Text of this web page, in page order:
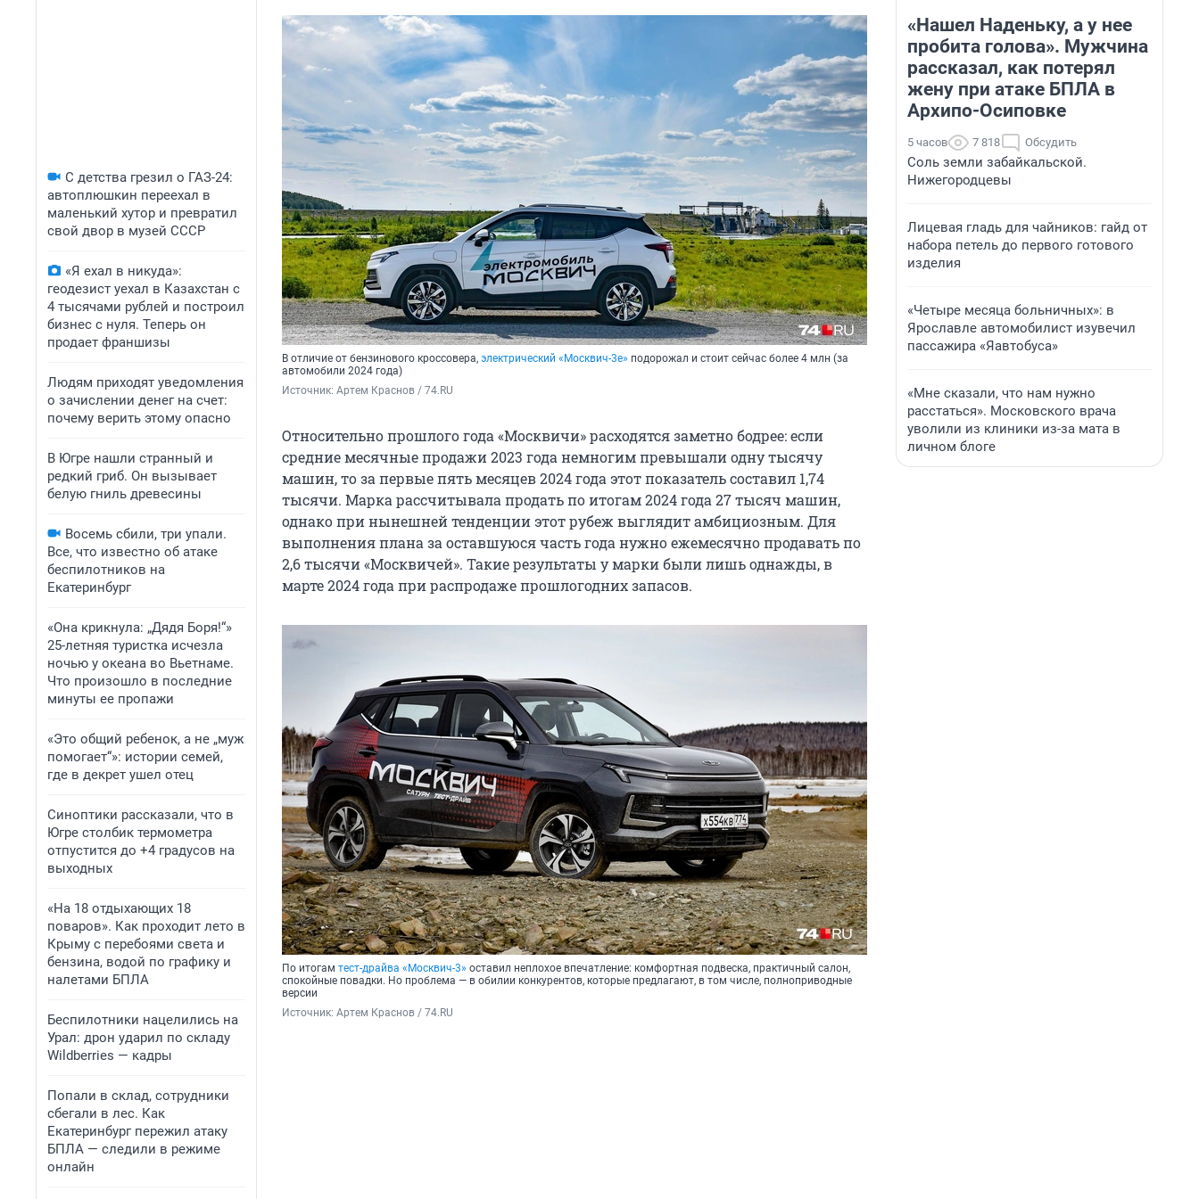
С детства грезил о ГАЗ-24:
автоплюшкин переехал в
маленький хутор и превратил
свой двор в музей СССР
«Я ехал в никуда»:
геодезист уехал в Казахстан с
4 тысячами рублей и построил
бизнес с нуля. Теперь он
продает франшизы
Людям приходят уведомления
о зачислении денег на счет:
почему верить этому опасно
В Югре нашли странный и
редкий гриб. Он вызывает
белую гниль древесины
Восемь сбили, три упали.
Все, что известно об атаке
беспилотников на
Екатеринбург
«Она крикнула: „Дядя Боря!“»
25-летняя туристка исчезла
ночью у океана во Вьетнаме.
Что произошло в последние
минуты ее пропажи
«Это общий ребенок, а не „муж
помогает“»: истории семей,
где в декрет ушел отец
Синоптики рассказали, что в
Югре столбик термометра
отпустится до +4 градусов на
выходных
«На 18 отдыхающих 18
поваров». Как проходит лето в
Крыму с перебоями света и
бензина, водой по графику и
налетами БПЛА
Беспилотники нацелились на
Урал: дрон ударил по складу
Wildberries — кадры
Попали в склад, сотрудники
сбегали в лес. Как
Екатеринбург пережил атаку
БПЛА — следили в режиме
онлайн
В отличие от бензинового кроссовера, электрический «Москвич-3е» подорожал и стоит сейчас более 4 млн (за
автомобили 2024 года)
Источник: Артем Краснов / 74.RU
Относительно прошлого года «Москвичи» расходятся заметно бодрее: если
средние месячные продажи 2023 года немногим превышали одну тысячу
машин, то за первые пять месяцев 2024 года этот показатель составил 1,74
тысячи. Марка рассчитывала продать по итогам 2024 года 27 тысяч машин,
однако при нынешней тенденции этот рубеж выглядит амбициозным. Для
выполнения плана за оставшуюся часть года нужно ежемесячно продавать по
2,6 тысячи «Москвичей». Такие результаты у марки были лишь однажды, в
марте 2024 года при распродаже прошлогодних запасов.
По итогам тест-драйва «Москвич-3» оставил неплохое впечатление: комфортная подвеска, практичный салон,
спокойные повадки. Но проблема — в обилии конкурентов, которые предлагают, в том числе, полноприводные
версии
Источник: Артем Краснов / 74.RU
«Нашел Наденьку, а у нее
пробита голова». Мужчина
рассказал, как потерял
жену при атаке БПЛА в
Архипо-Осиповке
5 часов 7 818 Обсудить
Соль земли забайкальской.
Нижегородцевы
Лицевая гладь для чайников: гайд от
набора петель до первого готового
изделия
«Четыре месяца больничных»: в
Ярославле автомобилист изувечил
пассажира «Яавтобуса»
«Мне сказали, что нам нужно
расстаться». Московского врача
уволили из клиники из-за мата в
личном блоге